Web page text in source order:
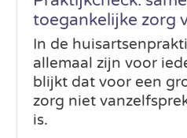
toegankelijke zorg
In de
allemaal zijn voor
blijkt dat voor een
zorg niet
is.